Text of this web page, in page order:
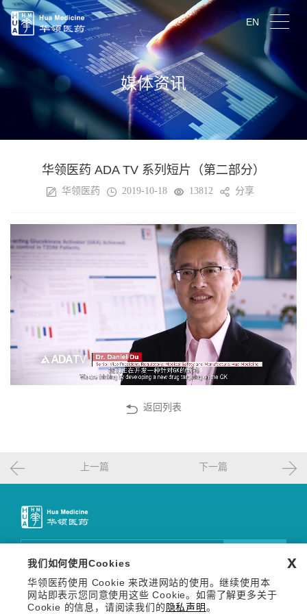
EN
媒体资讯
华领医药 ADA TV 系列短片（第二部分）
华领医药 2019-10-18 13812 分享
返回列表
上一篇 下一篇
关注我们
Copyright © 2026 华领医药技术（上海）有限公司 沪网药械
信备字【2026】000123号
我们如何使用Cookies
华领医药使用 Cookie 来改进网站的使用。继续使用本
网站即表示您同意使用这些 Cookie。如需了解更多关于
Cookie 的信息，请阅读我们的 隐私声明。
x